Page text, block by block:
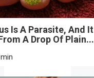
Is A Parasite, And It
A Drop Of Plain...